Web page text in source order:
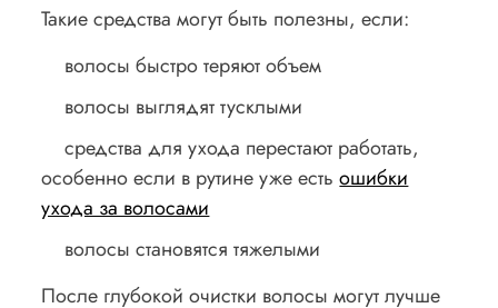
Такие средства могут быть полезны, если:
волосы быстро теряют объем
волосы выглядят тусклыми
средства для ухода перестают работать,
особенно если в рутине уже естьошибки
ухода за волосами
волосы становятся тяжелыми
После глубокой очистки волосы могут лучше